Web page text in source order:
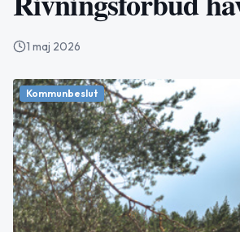
1 maj 2026
Kommunbeslut